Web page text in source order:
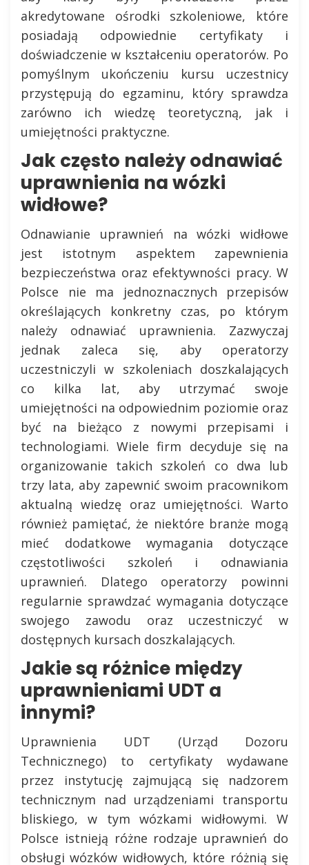
akredytowane ośrodki szkoleniowe, które
posiadają odpowiednie certyfikaty i
doświadczenie w kształceniu operatorów. Po
pomyślnym ukończeniu kursu uczestnicy
przystępują do egzaminu, który sprawdza
zarówno ich wiedzę teoretyczną, jak i
umiejętności praktyczne.
Jak często należy odnawiać
uprawnienia na wózki
widłowe?
Odnawianie uprawnień na wózki widłowe
jest istotnym aspektem zapewnienia
bezpieczeństwa oraz efektywności pracy. W
Polsce nie ma jednoznacznych przepisów
określających konkretny czas, po którym
należy odnawiać uprawnienia. Zazwyczaj
jednak zaleca się, aby operatorzy
uczestniczyli w szkoleniach doszkalających
co kilka lat, aby utrzymać swoje
umiejętności na odpowiednim poziomie oraz
być na bieżąco z nowymi przepisami i
technologiami. Wiele firm decyduje się na
organizowanie takich szkoleń co dwa lub
trzy lata, aby zapewnić swoim pracownikom
aktualną wiedzę oraz umiejętności. Warto
również pamiętać, że niektóre branże mogą
mieć dodatkowe wymagania dotyczące
częstotliwości szkoleń i odnawiania
uprawnień. Dlatego operatorzy powinni
regularnie sprawdzać wymagania dotyczące
swojego zawodu oraz uczestniczyć w
dostępnych kursach doszkalających.
Jakie są różnice między
uprawnieniami UDT a
innymi?
Uprawnienia UDT (Urząd Dozoru
Technicznego) to certyfikaty wydawane
przez instytucję zajmującą się nadzorem
technicznym nad urządzeniami transportu
bliskiego, w tym wózkami widłowymi. W
Polsce istnieją różne rodzaje uprawnień do
obsługi wózków widłowych, które różnią się